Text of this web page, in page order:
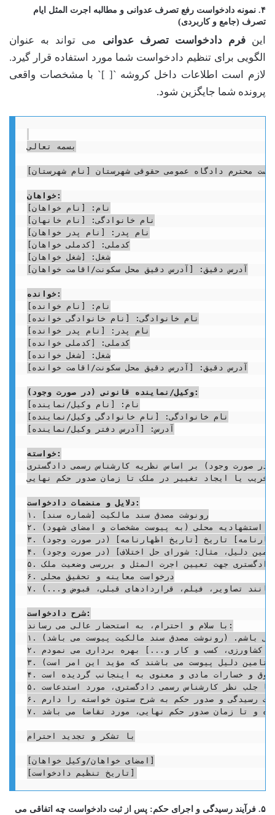
۴. نمونه دادخواست رفع تصرف عدوانی و مطالبه اجرت المثل ایام
تصرف (جامع و کاربردی)
اینفرم دادخواست تصرف عدوانی می تواند به عنوان
الگویی برای تنظیم دادخواست شما مورد استفاده قرار گیرد.
لازم است اطلاعات داخل کروشه `[ ]` با مشخصات واقعی
پرونده شما جایگزین شود.
بسمه تعالی
محترم دادگاه عمومی حقوقی شهرستان [نام شهرستان]
خواهان:
نام: [نام خواهان]
نام خانوادگی: [نام خانهان]
نام پدر: [نام پدر خواهان]
کدملی: [کدملی خواهان]
شغل: [شغل خواهان]
آدرس دقیق: [آدرس دقیق محل سکونت/اقامت خواهان]
خوانده:
نام: [نام خوانده]
نام خانوادگی: [نام خانوادگی خوانده]
نام پدر: [نام پدر خوانده]
کدملی: [کدملی خوانده]
شغل: [شغل خوانده]
آدرس دقیق: [آدرس دقیق محل سکونت/اقامت خوانده]
وکیل/نماینده قانونی (در صورت وجود):
نام: [نام وکیل/نماینده]
نام خانوادگی: [نام خانوادگی وکیل/نماینده]
آدرس: [آدرس دفتر وکیل/نماینده]
خواسته:
صورت وجود) بر اساس نظریه کارشناس رسمی دادگستری.
یا ایجاد تغییر در ملک تا زمان صدور حکم نهایی.
دلایل و منضمات دادخواست:
۱. رونوشت مصدق سند مالکیت [شماره سند]
۲. رونوشت مصدق استشهادیه محلی (به پیوست مشخصات و امضای شهود)
۳. کپی برابر اصل اظهارنامه ارسالی به خوانده به شماره [شماره اظهارنامه] تاریخ [تاریخ اظهارنامه] (در صورت وجود)
۴. گزارش تامین دلیل شماره [شماره تامین دلیل] مورخ [تاریخ تامین دلیل] از [مرجع تامین دلیل، مثال: شورای حل اختلاف] (در صورت وجود)
۵. درخواست جلب نظر کارشناس رسمی دادگستری جهت تعیین اجرت المثل و بررسی وضعیت ملک
۶. درخواست معاینه و تحقیق محلی
۷. سایر مدارک مربوطه: (مانند تصاویر، فیلم، قراردادهای قبلی، قبوض و...)
شرح دادخواست:
با سلام و احترام، به استحضار عالی می رساند:
۱. اینجانب [نام خواهان]، مالک رسمی و قانونی شش دانگ [یا هر مقدار دیگر] پلاک ثبتی [شماره پلاک فرعی] فرعی از [شماره پلاک اصلی] اصلی واقع در بخش [شماره بخش] حوزه ثبتی [نام حوزه ثبتی، مثال: تهران] به نشانی [آدرس دقیق ملک] می باشم. (رونوشت مصدق سند مالکیت پیوست می باشد).
کشاورزی، کسب و کار و...] بهره برداری می نمودم.
دلیل پیوست می باشند که مؤید این امر است).
۴. با وجود تذکرات شفاهی و [در صورت وجود: ارسال اظهارنامه رسمی به شماره ... مورخ ...] به خوانده، ایشان همچنان از رفع تصرف و تخلیه ملک خودداری می نمایند که این امر موجب تضییع حقوق و خسارات مادی و معنوی به اینجانب گردیده است.
جلب نظر کارشناس رسمی دادگستری، مورد استدعاست.
۶. لذا با استناد به مواد ۱۵۸، ۱۶۲ و ۱۷۷ قانون آیین دادرسی مدنی در خصوص رفع تصرف عدوانی و همچنین مواد ۳۰۸ و ۳۱۱ قانون مدنی در خصوص مطالبه اجرت المثل ایام تصرف، از محضر دادگاه محترم درخواست رسیدگی و صدور حکم به شرح ستون خواسته را دارم.
۷. با توجه به اینکه ادامه تصرف و احتمال تغییر وضعیت ملک توسط خوانده، می تواند موجب ورود خسارات بیشتر و بلاجبران به اینجانب گردد، مستنداً به مواد ۳۱۰ و ۳۲۰ قانون آیین دادرسی مدنی، صدور دستور موقت مبنی بر منع خوانده از هرگونه تصرف، تخریب، ایجاد بنا یا تغییر وضعیت ملک، پیش از ابلاغ به خوانده و تا زمان صدور حکم نهایی، مورد تقاضا می باشد.
با تشکر و تجدید احترام
۵. فرآیند رسیدگی و اجرای حکم: پس از ثبت دادخواست چه اتفاقی می